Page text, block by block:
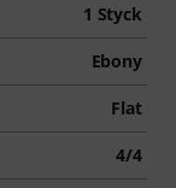
1 Styck
Ebony
Flat
4/4